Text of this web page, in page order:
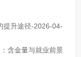
提升途径-2026-04-
含金量与就业前景